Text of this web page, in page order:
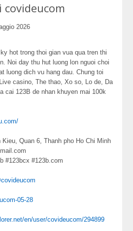
2026
hot trong thoi gian vua qua tren thi
Noi day thu hut luong lon nguoi choi
luong dich vu hang dau. Chung toi
casino, The thao, Xo so, Lo de, Da
cai 123B de nhan khuyen mai 100k
Kieu, Quan 6, Thanh pho Ho Chi Minh
#123bcx #123b.com
05-28
en/user/covideucom/294899